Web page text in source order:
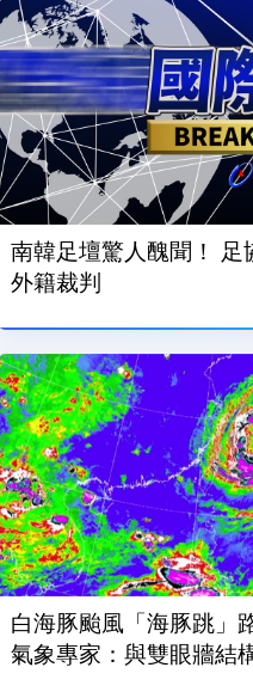
南韓足壇驚人醜聞！ 足
外籍裁判
白海豚颱風「海豚跳」
氣象專家：與雙眼牆結